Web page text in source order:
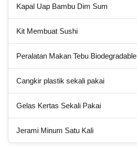
Kapal Uap Bambu Dim Sum
Kit Membuat Sushi
Peralatan Makan Tebu Biodegradable
Cangkir plastik sekali pakai
Gelas Kertas Sekali Pakai
Jerami Minum Satu Kali